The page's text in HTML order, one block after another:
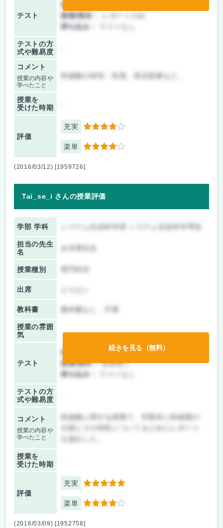
テスト
前期/中間：
後期/期末：
持ち込み：
テストの方
式や難易度
コメント
授業の内容や
学べたこと
幹細胞の特性・性質、再生医療など。
授業を
受けた時期
評価
充実 4
楽単 4
(2016/03/12) [1959726]
Tai_se_i さんの授業評価
学部 学科 システム生命科学府 システム生命科学専攻
担当の先生
名
授業種別
出席
教科書 教科書なし・不要
授業の雰囲
気
テスト
前期/中間：
レポートのみ
後期/期末：授業無し
持ち込み：
テストの方
式や難易度
コメント
授業の内容や
学べたこと
幹細胞に関する授業で、学期末に幹細胞の
授業を
受けた時期
評価
充実 5
楽単 4
続きを見る（無料）
(2016/03/09) [1952758]